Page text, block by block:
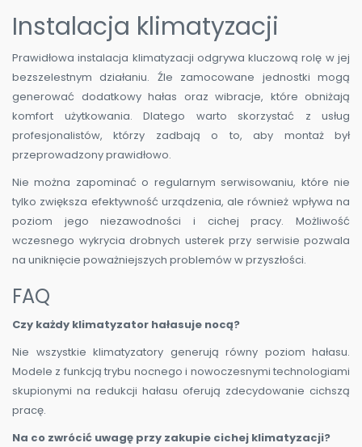
Instalacja klimatyzacji
Prawidłowa instalacja klimatyzacji odgrywa kluczową rolę w jej
bezszelestnym działaniu. Źle zamocowane jednostki mogą
generować dodatkowy hałas oraz wibracje, które obniżają
komfort użytkowania. Dlatego warto skorzystać z usług
profesjonalistów, którzy zadbają o to, aby montaż był
przeprowadzony prawidłowo.
Nie można zapominać o regularnym serwisowaniu, które nie
tylko zwiększa efektywność urządzenia, ale również wpływa na
poziom jego niezawodności i cichej pracy. Możliwość
wczesnego wykrycia drobnych usterek przy serwisie pozwala
na uniknięcie poważniejszych problemów w przyszłości.
FAQ
Czy każdy klimatyzator hałasuje nocą?
Nie wszystkie klimatyzatory generują równy poziom hałasu.
Modele z funkcją trybu nocnego i nowoczesnymi technologiami
skupionymi na redukcji hałasu oferują zdecydowanie cichszą
pracę.
Na co zwrócić uwagę przy zakupie cichej klimatyzacji?